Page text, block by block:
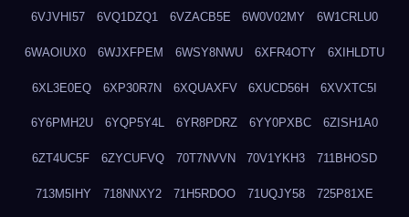
6VJVHI57 6VQ1DZQ1 6VZACB5E 6W0V02MY 6W1CRLU0
6WAOIUX0 6WJXFPEM 6WSY8NWU 6XFR4OTY 6XIHLDTU
6XL3E0EQ 6XP30R7N 6XQUAXFV 6XUCD56H 6XVXTC5I
6Y6PMH2U 6YQP5Y4L 6YR8PDRZ 6YY0PXBC 6ZISH1A0
6ZT4UC5F 6ZYCUFVQ 70T7NVVN 70V1YKH3 711BHOSD
713M5IHY 718NNXY2 71H5RDOO 71UQJY58 725P81XE